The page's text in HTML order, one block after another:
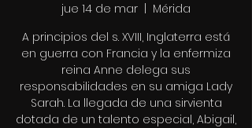
jue 14 de mar
Mérida
A principios del s. XVIII, Inglaterra está
en guerra con Francia y la enfermiza
reina Anne delega sus
responsabilidades en su amiga Lady
Sarah. La llegada de una sirvienta
dotada de un talento especial, Abigail,